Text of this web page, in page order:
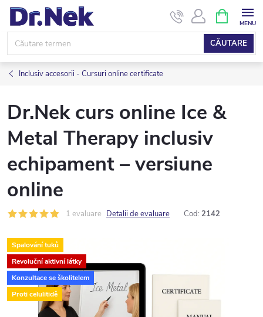
Treci
conținut
CĂUTARE
COŞ
DE
Inclusiv accesorii - Cursuri online certificate
Dr.Nek curs online Ice &
Metal Therapy inclusiv
echipament – versiune
online
1 evaluare Detalii de evaluare Cod: 2142
Spalování tuků
Revoluční aktivní látky
Konzultace se školitelem
Proti celulitidě